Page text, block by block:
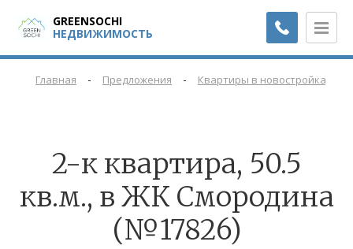
GREENSOCHI
НЕДВИЖИМОСТЬ
Главная - Предложения - Квартиры в новостройках
2-к квартира, 50.5
кв.м., в ЖК Смородина
(№17826)